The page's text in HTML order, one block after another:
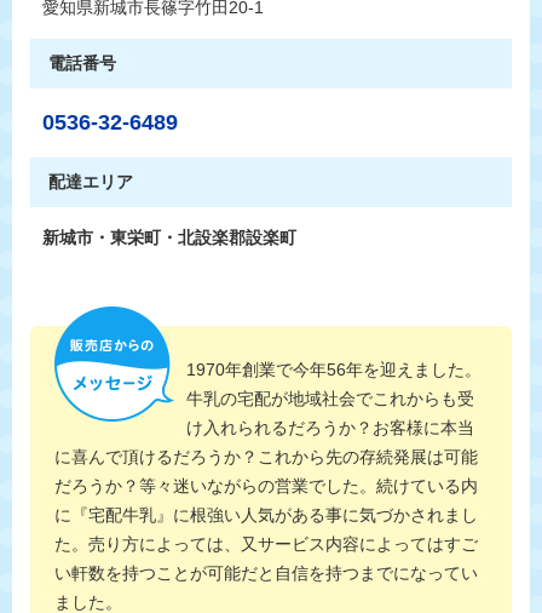
愛知県新城市長篠字竹田20-1
電話番号
0536-32-6489
配達エリア
新城市・東栄町・北設楽郡設楽町
1970年創業で今年56年を迎えました。
牛乳の宅配が地域社会でこれからも受
け入れられるだろうか？お客様に本当
に喜んで頂けるだろうか？これから先の存続発展は可能
だろうか？等々迷いながらの営業でした。続けている内
に『宅配牛乳』に根強い人気がある事に気づかされまし
た。売り方によっては、又サービス内容によってはすご
い軒数を持つことが可能だと自信を持つまでになってい
ました。